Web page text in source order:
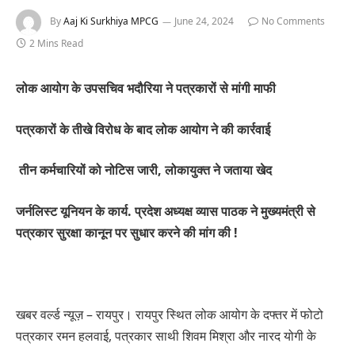
ByAaj Ki Surkhiya MPCG June 24, 2024
No Comments
2 Mins Read
लोक आयोग के उपसचिव भदौरिया ने पत्रकारों से मांगी माफी
पत्रकारों के तीखे विरोध के बाद लोक आयोग ने की कार्रवाई
तीन कर्मचारियों को नोटिस जारी, लोकायुक्त ने जताया खेद
जर्नलिस्ट यूनियन के कार्य. प्रदेश अध्यक्ष व्यास पाठक ने मुख्यमंत्री से
पत्रकार सुरक्षा कानून पर सुधार करने की मांग की !
खबर वर्ल्ड न्यूज़ – रायपुर। रायपुर स्थित लोक आयोग के दफ्तर में फोटो
पत्रकार रमन हलवाई, पत्रकार साथी शिवम मिश्रा और नारद योगी के